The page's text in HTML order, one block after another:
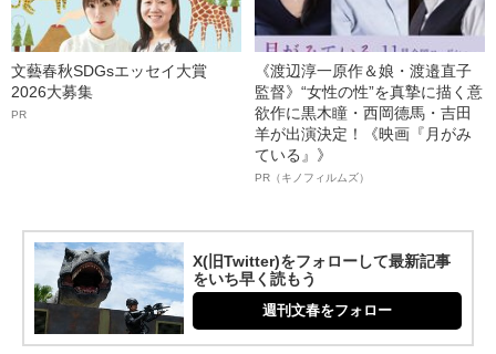
文藝春秋SDGsエッセイ大賞
2026大募集
PR
《渡辺淳一原作＆娘・渡邉直子
監督》“女性の性”を真摯に描く意
欲作に黒木瞳・西岡德馬・吉田
羊が出演決定！《映画『月がみ
ている』》
PR（キノフィルムズ）
X(旧Twitter)をフォローして最新記事
をいち早く読もう
週刊文春をフォロー